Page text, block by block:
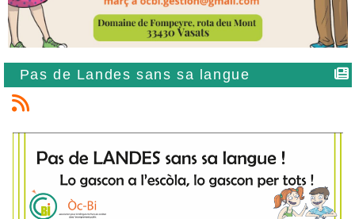
Pas de Landes sans sa langue